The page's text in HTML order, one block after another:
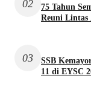
02
75 Tahun
Reuni Lintas
03
SSB
11 di EYSC